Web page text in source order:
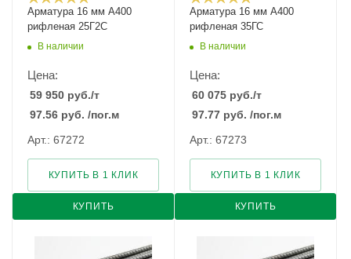
Арматура 16 мм А400
рифленая 25Г2С
В наличии
Цена:
59 950 руб./т
97.56 руб. /пог.м
Арт.: 67272
КУПИТЬ
КУПИТЬ В 1 КЛИК
Арматура 16 мм А400
рифленая 35ГС
В наличии
Цена:
60 075 руб./т
97.77 руб. /пог.м
Арт.: 67273
КУПИТЬ
КУПИТЬ В 1 КЛИК